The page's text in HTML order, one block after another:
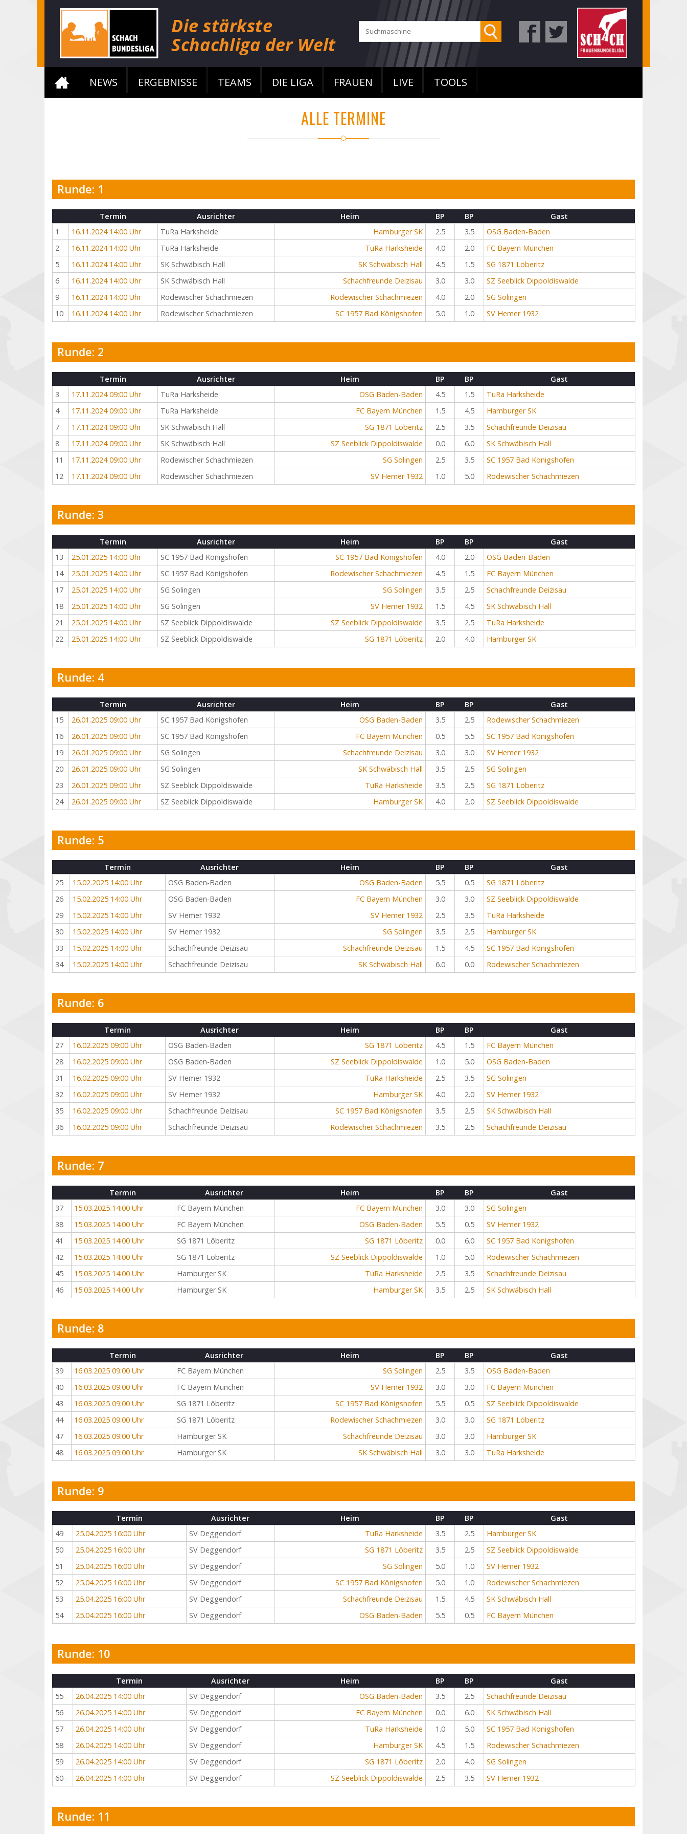
NEWS ERGEBNISSE TEAMS DIE LIGA FRAUEN LIVE TOOLS
ALLE TERMINE
Runde: 1
Termin Ausrichter Heim BP BP
Gast
1
16.11.2024 14:00 Uhr TuRa Harksheide Hamburger SK 2.5 3.5
OSG Baden-Baden
2
16.11.2024 14:00 Uhr TuRa Harksheide TuRa Harksheide 4.0 2.0
FC Bayern München
5
16.11.2024 14:00 Uhr SK Schwäbisch Hall SK Schwäbisch Hall 4.5 1.5
SG 1871 Löberitz
6
16.11.2024 14:00 Uhr SK Schwäbisch Hall Schachfreunde Deizisau 3.0 3.0
SZ Seeblick Dippoldiswalde
9
16.11.2024 14:00 Uhr Rodewischer Schachmiezen Rodewischer Schachmiezen 4.0 2.0
SG Solingen
10
16.11.2024 14:00 Uhr Rodewischer Schachmiezen SC 1957 Bad Königshofen 5.0 1.0 SV Hemer 1932
Runde: 2
Termin Ausrichter Heim BP BP
Gast
3
17.11.2024 09:00 Uhr TuRa Harksheide OSG Baden-Baden 4.5 1.5
TuRa Harksheide
4
17.11.2024 09:00 Uhr TuRa Harksheide FC Bayern München 1.5 4.5
Hamburger SK
7
17.11.2024 09:00 Uhr SK Schwäbisch Hall SG 1871 Löberitz 2.5 3.5
Schachfreunde Deizisau
8
17.11.2024 09:00 Uhr SK Schwäbisch Hall SZ Seeblick Dippoldiswalde 0.0 6.0
SK Schwäbisch Hall
11
17.11.2024 09:00 Uhr Rodewischer Schachmiezen SG Solingen 2.5 3.5
SC 1957 Bad Königshofen
12
17.11.2024 09:00 Uhr Rodewischer Schachmiezen SV Hemer 1932 1.0 5.0 Rodewischer Schachmiezen
Runde: 3
Termin Ausrichter Heim BP BP
Gast
13
25.01.2025 14:00 Uhr SC 1957 Bad Königshofen SC 1957 Bad Königshofen 4.0 2.0
OSG Baden-Baden
14
25.01.2025 14:00 Uhr SC 1957 Bad Königshofen Rodewischer Schachmiezen 4.5 1.5
FC Bayern München
17
25.01.2025 14:00 Uhr SG Solingen SG Solingen 3.5 2.5
Schachfreunde Deizisau
18
25.01.2025 14:00 Uhr SG Solingen SV Hemer 1932 1.5 4.5
SK Schwäbisch Hall
21
25.01.2025 14:00 Uhr SZ Seeblick Dippoldiswalde SZ Seeblick Dippoldiswalde 3.5 2.5
TuRa Harksheide
22
25.01.2025 14:00 Uhr SZ Seeblick Dippoldiswalde SG 1871 Löberitz 2.0 4.0 Hamburger SK
Runde: 4
Termin Ausrichter Heim BP BP
Gast
15
26.01.2025 09:00 Uhr SC 1957 Bad Königshofen OSG Baden-Baden 3.5 2.5
Rodewischer Schachmiezen
16
26.01.2025 09:00 Uhr SC 1957 Bad Königshofen FC Bayern München 0.5 5.5
SC 1957 Bad Königshofen
19
26.01.2025 09:00 Uhr SG Solingen Schachfreunde Deizisau 3.0 3.0
SV Hemer 1932
20
26.01.2025 09:00 Uhr SG Solingen SK Schwäbisch Hall 3.5 2.5
SG Solingen
23
26.01.2025 09:00 Uhr SZ Seeblick Dippoldiswalde TuRa Harksheide 3.5 2.5
SG 1871 Löberitz
24
26.01.2025 09:00 Uhr SZ Seeblick Dippoldiswalde Hamburger SK 4.0 2.0 SZ Seeblick Dippoldiswalde
Runde: 5
Termin Ausrichter Heim BP BP
Gast
25
15.02.2025 14:00 Uhr OSG Baden-Baden OSG Baden-Baden 5.5 0.5
SG 1871 Löberitz
26
15.02.2025 14:00 Uhr OSG Baden-Baden FC Bayern München 3.0 3.0
SZ Seeblick Dippoldiswalde
29
15.02.2025 14:00 Uhr SV Hemer 1932 SV Hemer 1932 2.5 3.5
TuRa Harksheide
30
15.02.2025 14:00 Uhr SV Hemer 1932 SG Solingen 3.5 2.5
Hamburger SK
33
15.02.2025 14:00 Uhr Schachfreunde Deizisau Schachfreunde Deizisau 1.5 4.5
SC 1957 Bad Königshofen
34
15.02.2025 14:00 Uhr Schachfreunde Deizisau SK Schwäbisch Hall 6.0 0.0 Rodewischer Schachmiezen
Runde: 6
Termin Ausrichter Heim BP BP
Gast
27
16.02.2025 09:00 Uhr OSG Baden-Baden SG 1871 Löberitz 4.5 1.5
FC Bayern München
28
16.02.2025 09:00 Uhr OSG Baden-Baden SZ Seeblick Dippoldiswalde 1.0 5.0
OSG Baden-Baden
31
16.02.2025 09:00 Uhr SV Hemer 1932 TuRa Harksheide 2.5 3.5
SG Solingen
32
16.02.2025 09:00 Uhr SV Hemer 1932 Hamburger SK 4.0 2.0
SV Hemer 1932
35
16.02.2025 09:00 Uhr Schachfreunde Deizisau SC 1957 Bad Königshofen 3.5 2.5
SK Schwäbisch Hall
36
16.02.2025 09:00 Uhr Schachfreunde Deizisau Rodewischer Schachmiezen 3.5 2.5 Schachfreunde Deizisau
Runde: 7
Termin Ausrichter Heim BP BP
Gast
37
15.03.2025 14:00 Uhr FC Bayern München FC Bayern München 3.0 3.0
SG Solingen
38
15.03.2025 14:00 Uhr FC Bayern München OSG Baden-Baden 5.5 0.5
SV Hemer 1932
41
15.03.2025 14:00 Uhr SG 1871 Löberitz SG 1871 Löberitz 0.0 6.0
SC 1957 Bad Königshofen
42
15.03.2025 14:00 Uhr SG 1871 Löberitz SZ Seeblick Dippoldiswalde 1.0 5.0
Rodewischer Schachmiezen
45
15.03.2025 14:00 Uhr Hamburger SK TuRa Harksheide 2.5 3.5
Schachfreunde Deizisau
46
15.03.2025 14:00 Uhr Hamburger SK Hamburger SK 3.5 2.5 SK Schwäbisch Hall
Runde: 8
Termin Ausrichter Heim BP BP
Gast
39
16.03.2025 09:00 Uhr FC Bayern München SG Solingen 2.5 3.5
OSG Baden-Baden
40
16.03.2025 09:00 Uhr FC Bayern München SV Hemer 1932 3.0 3.0
FC Bayern München
43
16.03.2025 09:00 Uhr SG 1871 Löberitz SC 1957 Bad Königshofen 5.5 0.5
SZ Seeblick Dippoldiswalde
44
16.03.2025 09:00 Uhr SG 1871 Löberitz Rodewischer Schachmiezen 3.0 3.0
SG 1871 Löberitz
47
16.03.2025 09:00 Uhr Hamburger SK Schachfreunde Deizisau 3.0 3.0
Hamburger SK
48
16.03.2025 09:00 Uhr Hamburger SK SK Schwäbisch Hall 3.0 3.0 TuRa Harksheide
Runde: 9
Termin Ausrichter Heim BP BP
Gast
49
25.04.2025 16:00 Uhr SV Deggendorf TuRa Harksheide 3.5 2.5
Hamburger SK
50
25.04.2025 16:00 Uhr SV Deggendorf SG 1871 Löberitz 3.5 2.5
SZ Seeblick Dippoldiswalde
51
25.04.2025 16:00 Uhr SV Deggendorf SG Solingen 5.0 1.0
SV Hemer 1932
52
25.04.2025 16:00 Uhr SV Deggendorf SC 1957 Bad Königshofen 5.0 1.0
Rodewischer Schachmiezen
53
25.04.2025 16:00 Uhr SV Deggendorf Schachfreunde Deizisau 1.5 4.5
SK Schwäbisch Hall
54
25.04.2025 16:00 Uhr SV Deggendorf OSG Baden-Baden 5.5 0.5 FC Bayern München
Runde: 10
Termin Ausrichter Heim BP BP
Gast
55
26.04.2025 14:00 Uhr SV Deggendorf OSG Baden-Baden 3.5 2.5
Schachfreunde Deizisau
56
26.04.2025 14:00 Uhr SV Deggendorf FC Bayern München 0.0 6.0
SK Schwäbisch Hall
57
26.04.2025 14:00 Uhr SV Deggendorf TuRa Harksheide 1.0 5.0
SC 1957 Bad Königshofen
58
26.04.2025 14:00 Uhr SV Deggendorf Hamburger SK 4.5 1.5
Rodewischer Schachmiezen
59
26.04.2025 14:00 Uhr SV Deggendorf SG 1871 Löberitz 2.0 4.0
SG Solingen
60
26.04.2025 14:00 Uhr SV Deggendorf SZ Seeblick Dippoldiswalde 2.5 3.5 SV Hemer 1932
Runde: 11